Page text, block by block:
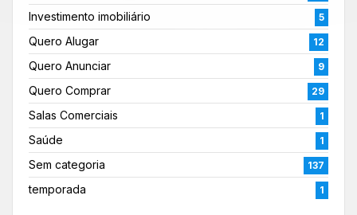
Investimento imobiliário 5
Quero Alugar 12
Quero Anunciar 9
Quero Comprar 29
Salas Comerciais 1
Saúde 1
Sem categoria 137
temporada 1